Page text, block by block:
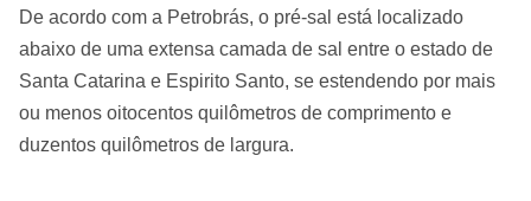
De acordo com a Petrobrás, o pré-sal está localizado
abaixo de uma extensa camada de sal entre o estado de
Santa Catarina e Espirito Santo, se estendendo por mais
ou menos oitocentos quilômetros de comprimento e
duzentos quilômetros de largura.